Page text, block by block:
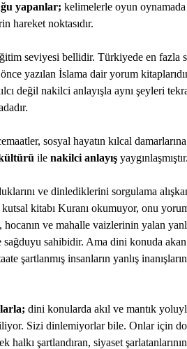
yapanlar; kelimelerle oyun
hareket noktasıdır.
seviyesi bellidir. Türkiyede en fazla
yazılan İslama dair yorum
değil nakilci anlayışla aynı şeyleri
sosyal hayatın kılcal
ile nakilci anlayış yaygınlaşmıştır.
ve dinlediklerini sorgulama
kutsal kitabı Kuranı okumuyor, onu
hocanın ve mahalle vaizlerinin yalan
sağduyu sahibidir. Ama dini konuda
şartlanmış insanların yanlış
dini konularda akıl ve mantık
Sizi dinlemiyorlar bile. Onlar için
halkı şartlandıran, siyaset